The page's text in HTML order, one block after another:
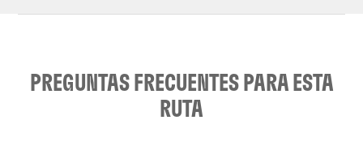
PREGUNTAS FRECUENTES PARA ESTA
RUTA